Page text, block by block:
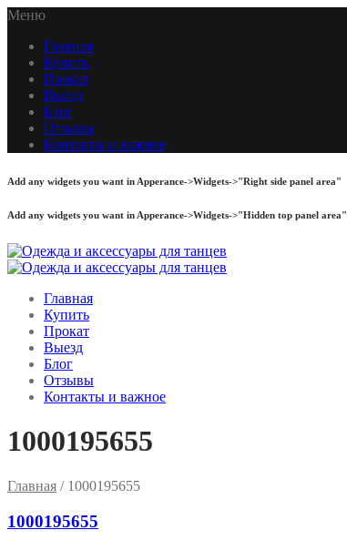
Меню
Главная
Купить
Прокат
Выезд
Блог
Отзывы
Контакты и важное
Add any widgets you want in Apperance->Widgets->"Right side panel area"
Add any widgets you want in Apperance->Widgets->"Hidden top panel area"
Главная
Купить
Прокат
Выезд
Блог
Отзывы
Контакты и важное
1000195655
Главная / 1000195655
1000195655